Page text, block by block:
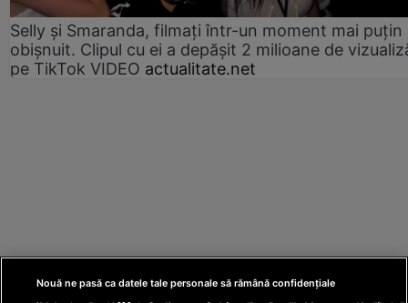
Selly și Smaranda, filmați într-un moment mai puțin
obișnuit. Clipul cu ei a depășit 2 milioane de
pe TikTok VIDEO actualitate.net
Nouă ne pasă ca datele tale personale să rămână confidențiale